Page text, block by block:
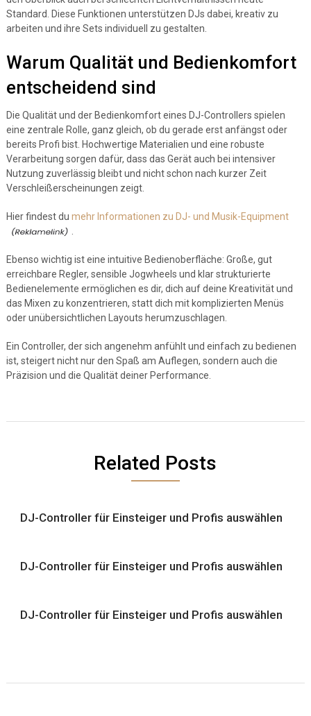
Standard. Diese Funktionen unterstützen DJs dabei, kreativ zu
arbeiten und ihre Sets individuell zu gestalten.
Warum Qualität und Bedienkomfort
entscheidend sind
Die Qualität und der Bedienkomfort eines DJ-Controllers spielen
eine zentrale Rolle, ganz gleich, ob du gerade erst anfängst oder
bereits Profi bist. Hochwertige Materialien und eine robuste
Verarbeitung sorgen dafür, dass das Gerät auch bei intensiver
Nutzung zuverlässig bleibt und nicht schon nach kurzer Zeit
Verschleißerscheinungen zeigt.
Hier findest du mehr Informationen zu DJ- und Musik-Equipment
Ebenso wichtig ist eine intuitive Bedienoberfläche: Große, gut
erreichbare Regler, sensible Jogwheels und klar strukturierte
Bedienelemente ermöglichen es dir, dich auf deine Kreativität und
das Mixen zu konzentrieren, statt dich mit komplizierten Menüs
oder unübersichtlichen Layouts herumzuschlagen.
Ein Controller, der sich angenehm anfühlt und einfach zu bedienen
ist, steigert nicht nur den Spaß am Auflegen, sondern auch die
Präzision und die Qualität deiner Performance.
Related Posts
DJ-Controller für Einsteiger und Profis auswählen
DJ-Controller für Einsteiger und Profis auswählen
DJ-Controller für Einsteiger und Profis auswählen